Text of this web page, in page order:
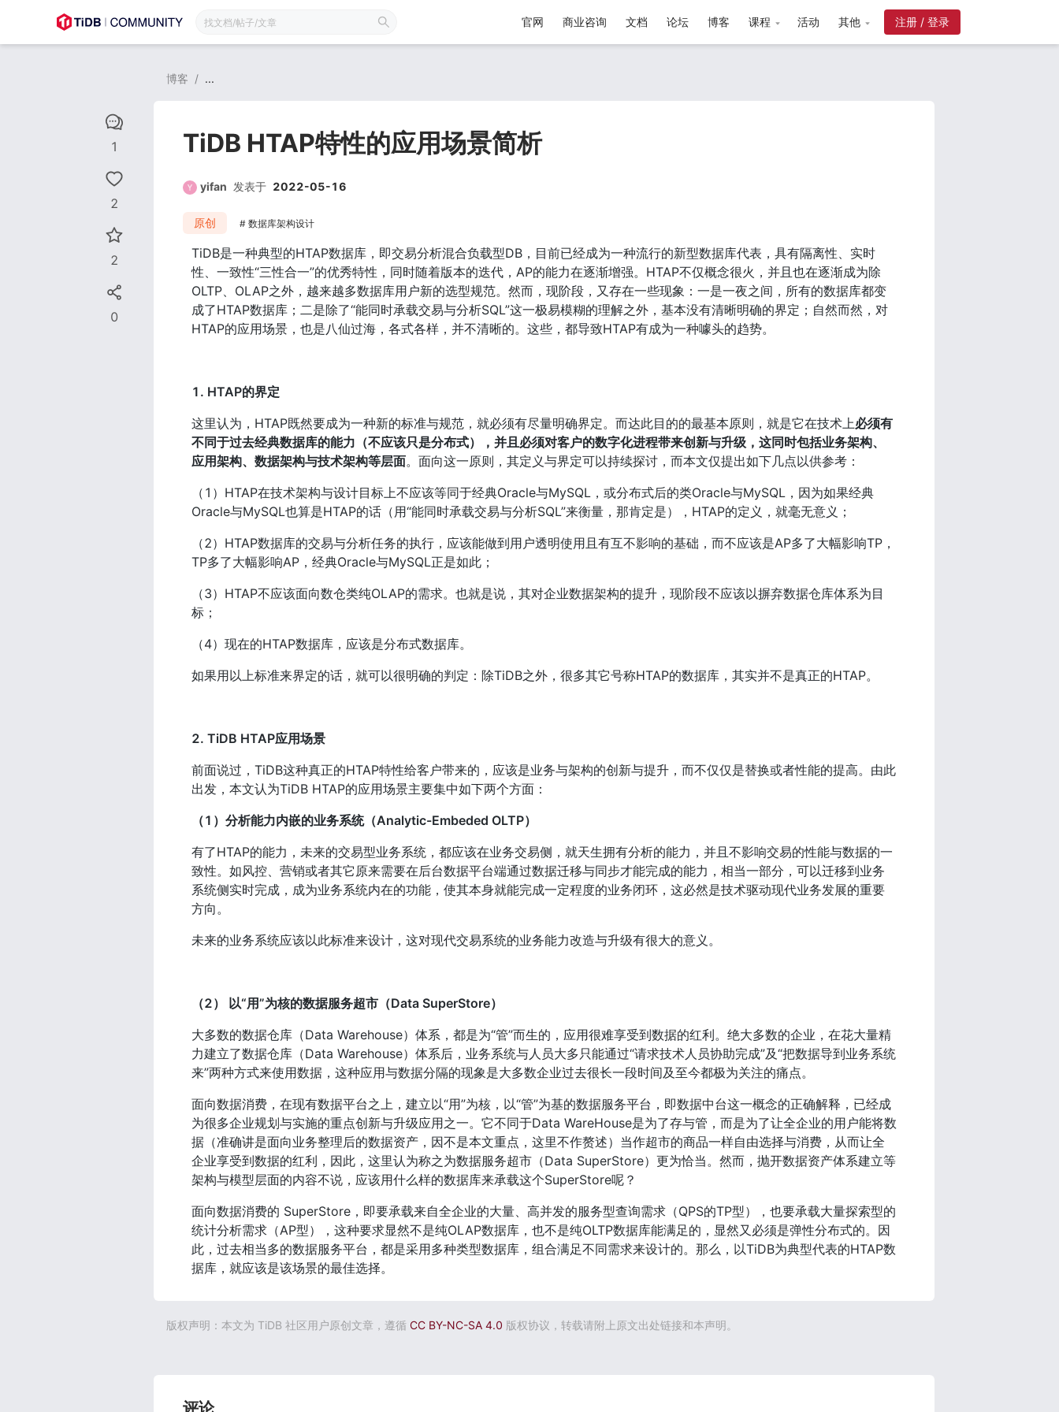
官网 商业咨询 文档 论坛 博客 课程 活动 其他 注册 / 登录
1
2
2
0
博客 / ...
TiDB HTAP特性的应用场景简析
yifan 发表于 2022-05-16
原创 数据库架构设计
TiDB是一种典型的HTAP数据库，即交易分析混合负载型DB，目前已经成为一种流行的新型数据库代表，具有隔离性、实时
性、一致性“三性合一”的优秀特性，同时随着版本的迭代，AP的能力在逐渐增强。HTAP不仅概念很火，并且也在逐渐成为除
OLTP、OLAP之外，越来越多数据库用户新的选型规范。然而，现阶段，又存在一些现象：一是一夜之间，所有的数据库都变
成了HTAP数据库；二是除了“能同时承载交易与分析SQL”这一极易模糊的理解之外，基本没有清晰明确的界定；自然而然，对
HTAP的应用场景，也是八仙过海，各式各样，并不清晰的。这些，都导致HTAP有成为一种噱头的趋势。
1. HTAP的界定
这里认为，HTAP既然要成为一种新的标准与规范，就必须有尽量明确界定。而达此目的的最基本原则，就是它在技术上必须有
不同于过去经典数据库的能力（不应该只是分布式），并且必须对客户的数字化进程带来创新与升级，这同时包括业务架构、
应用架构、数据架构与技术架构等层面。面向这一原则，其定义与界定可以持续探讨，而本文仅提出如下几点以供参考：
（1）HTAP在技术架构与设计目标上不应该等同于经典Oracle与MySQL，或分布式后的类Oracle与MySQL，因为如果经典
Oracle与MySQL也算是HTAP的话（用“能同时承载交易与分析SQL”来衡量，那肯定是），HTAP的定义，就毫无意义；
（2）HTAP数据库的交易与分析任务的执行，应该能做到用户透明使用且有互不影响的基础，而不应该是AP多了大幅影响TP，
TP多了大幅影响AP，经典Oracle与MySQL正是如此；
（3）HTAP不应该面向数仓类纯OLAP的需求。也就是说，其对企业数据架构的提升，现阶段不应该以摒弃数据仓库体系为目
标；
（4）现在的HTAP数据库，应该是分布式数据库。
如果用以上标准来界定的话，就可以很明确的判定：除TiDB之外，很多其它号称HTAP的数据库，其实并不是真正的HTAP。
2. TiDB HTAP应用场景
前面说过，TiDB这种真正的HTAP特性给客户带来的，应该是业务与架构的创新与提升，而不仅仅是替换或者性能的提高。由此
出发，本文认为TiDB HTAP的应用场景主要集中如下两个方面：
（1）分析能力内嵌的业务系统（Analytic-Embeded OLTP）
有了HTAP的能力，未来的交易型业务系统，都应该在业务交易侧，就天生拥有分析的能力，并且不影响交易的性能与数据的一
致性。如风控、营销或者其它原来需要在后台数据平台端通过数据迁移与同步才能完成的能力，相当一部分，可以迁移到业务
系统侧实时完成，成为业务系统内在的功能，使其本身就能完成一定程度的业务闭环，这必然是技术驱动现代业务发展的重要
方向。
未来的业务系统应该以此标准来设计，这对现代交易系统的业务能力改造与升级有很大的意义。
（2） 以“用”为核的数据服务超市（Data SuperStore）
大多数的数据仓库（Data Warehouse）体系，都是为“管”而生的，应用很难享受到数据的红利。绝大多数的企业，在花大量精
力建立了数据仓库（Data Warehouse）体系后，业务系统与人员大多只能通过“请求技术人员协助完成”及“把数据导到业务系统
来”两种方式来使用数据，这种应用与数据分隔的现象是大多数企业过去很长一段时间及至今都极为关注的痛点。
面向数据消费，在现有数据平台之上，建立以“用”为核，以“管”为基的数据服务平台，即数据中台这一概念的正确解释，已经成
为很多企业规划与实施的重点创新与升级应用之一。它不同于Data WareHouse是为了存与管，而是为了让全企业的用户能将数
据（准确讲是面向业务整理后的数据资产，因不是本文重点，这里不作赘述）当作超市的商品一样自由选择与消费，从而让全
企业享受到数据的红利，因此，这里认为称之为数据服务超市（Data SuperStore）更为恰当。然而，抛开数据资产体系建立等
架构与模型层面的内容不说，应该用什么样的数据库来承载这个SuperStore呢？
面向数据消费的 SuperStore，即要承载来自全企业的大量、高并发的服务型查询需求（QPS的TP型），也要承载大量探索型的
统计分析需求（AP型），这种要求显然不是纯OLAP数据库，也不是纯OLTP数据库能满足的，显然又必须是弹性分布式的。因
此，过去相当多的数据服务平台，都是采用多种类型数据库，组合满足不同需求来设计的。那么，以TiDB为典型代表的HTAP数
据库，就应该是该场景的最佳选择。
版权声明：本文为 TiDB 社区用户原创文章，遵循 CC BY-NC-SA 4.0 版权协议，转载请附上原文出处链接和本声明。
评论